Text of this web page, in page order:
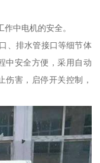
中电机的安全。
、排水管接口等细节体
中安全方便，采用自动
伤害，启停开关控制，